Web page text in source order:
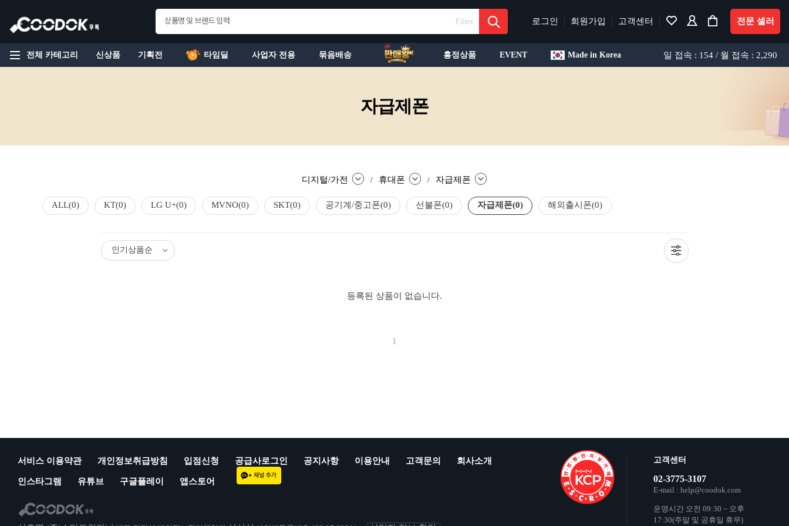
Filter 로그인 회원가입 고객센터 전문 셀러
전체 카테고리 신상품 기획전 타임딜 사업자 전용 묶음배송 흥정상품 EVENT Made in Korea 일 접속 : 154 / 월 접속 : 2,290
자급제폰
디지털/가전 / 휴대폰 / 자급제폰
ALL(0) KT(0) LG U+(0) MVNO(0) SKT(0) 공기계/중고폰(0) 선불폰(0) 자급제폰(0) 해외출시폰(0)
등록된 상품이 없습니다.
1
서비스 이용약관 개인정보취급방침 입점신청 공급사로그인 공지사항 이용안내 고객문의 회사소개
인스타그램 유튜브 구글플레이 앱스토어
고객센터
02-3775-3107
E-mail : help@coodok.com
운영시간 오전 09:30 ~ 오후
17:30(주말 및 공휴일 휴무)